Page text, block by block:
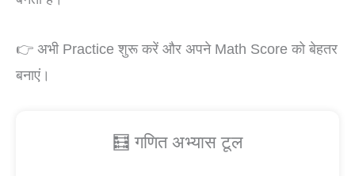
👉 अभी Practice शुरू करें और अपने Math Score को बेहतर
बनाएं।
🧮 गणित अभ्यास टूल